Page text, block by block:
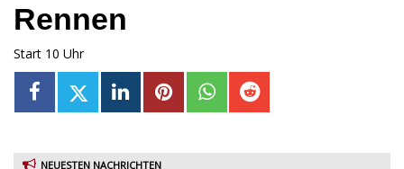
Rennen
Start 10 Uhr
NEUESTEN NACHRICHTEN